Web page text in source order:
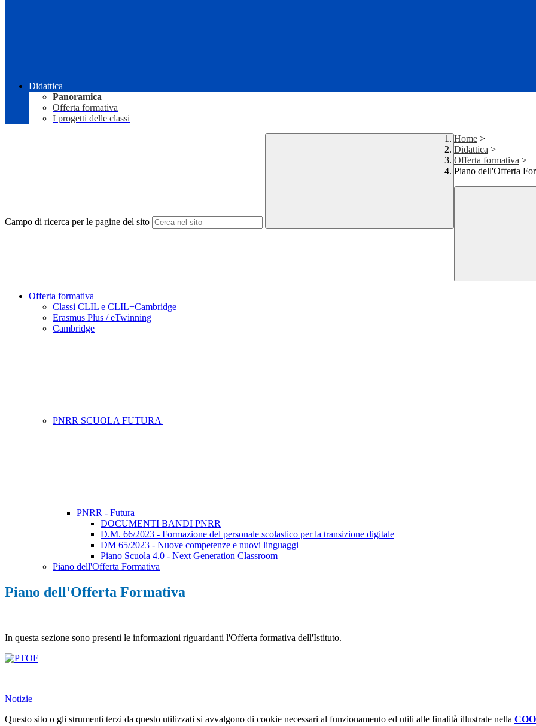
Didattica
Panoramica
Offerta formativa
I progetti delle classi
Campo di ricerca per le pagine del sito
Home >
Didattica >
Offerta formativa >
Piano dell'Offerta
Offerta formativa
Classi CLIL e CLIL+Cambridge
Erasmus Plus / eTwinning
Cambridge
PNRR SCUOLA FUTURA
PNRR - Futura
DOCUMENTI BANDI PNRR
D.M. 66/2023 - Formazione del personale scolastico per la transizione digitale
DM 65/2023 - Nuove competenze e nuovi linguaggi
Piano Scuola 4.0 - Next Generation Classroom
Piano dell'Offerta Formativa
Piano dell'Offerta Formativa
In questa sezione sono presenti le informazioni riguardanti l'Offerta formativa dell'Istituto.
Notizie
Questo sito o gli strumenti terzi da questo utilizzati si avvalgono di cookie necessari al funzionamento ed utili alle finalità illustrate nella